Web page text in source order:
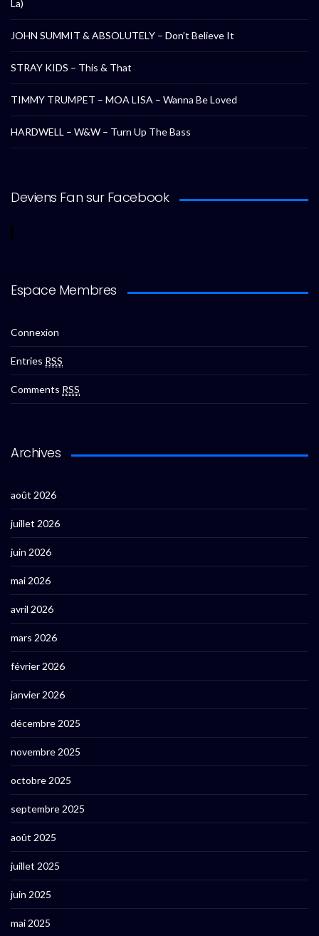
La)
JOHN SUMMIT & ABSOLUTELY – Don’t Believe It
STRAY KIDS – This & That
TIMMY TRUMPET – MOA LISA – Wanna Be Loved
HARDWELL – W&W – Turn Up The Bass
Deviens Fan sur Facebook
Espace Membres
Connexion
Entries RSS
Comments RSS
Archives
août 2026
juillet 2026
juin 2026
mai 2026
avril 2026
mars 2026
février 2026
janvier 2026
décembre 2025
novembre 2025
octobre 2025
septembre 2025
août 2025
juillet 2025
juin 2025
mai 2025